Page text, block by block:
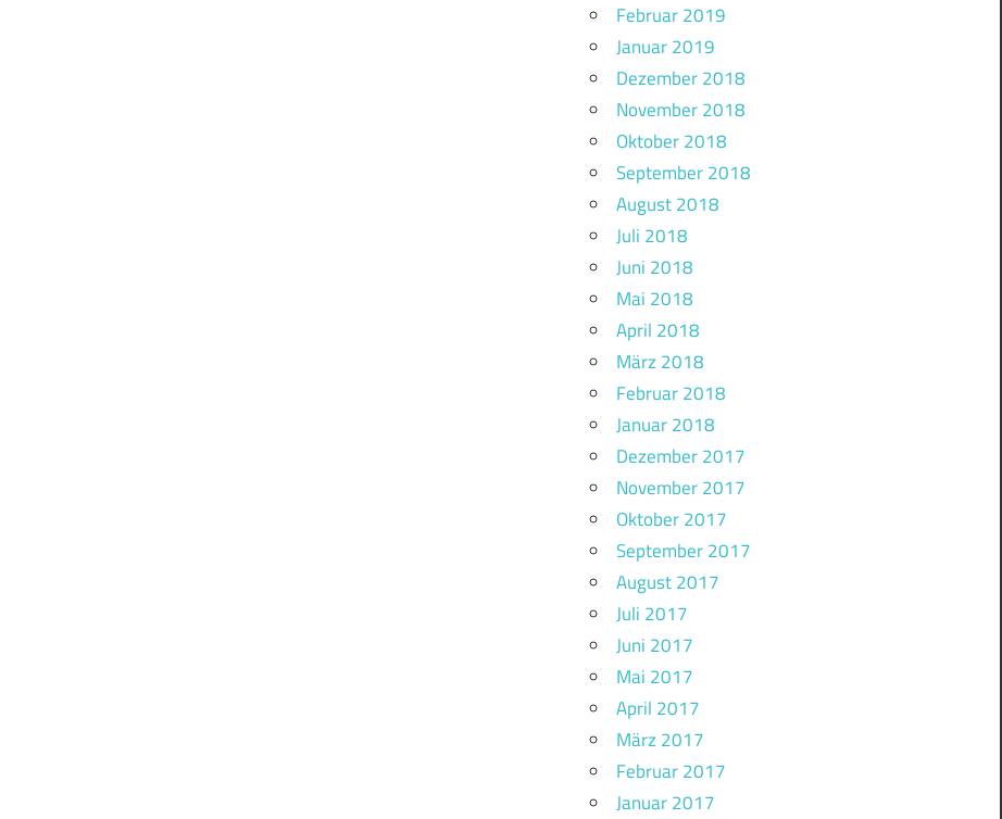
Februar 2019
Januar 2019
Dezember 2018
November 2018
Oktober 2018
September 2018
August 2018
Juli 2018
Juni 2018
Mai 2018
April 2018
März 2018
Februar 2018
Januar 2018
Dezember 2017
November 2017
Oktober 2017
September 2017
August 2017
Juli 2017
Juni 2017
Mai 2017
April 2017
März 2017
Februar 2017
Januar 2017